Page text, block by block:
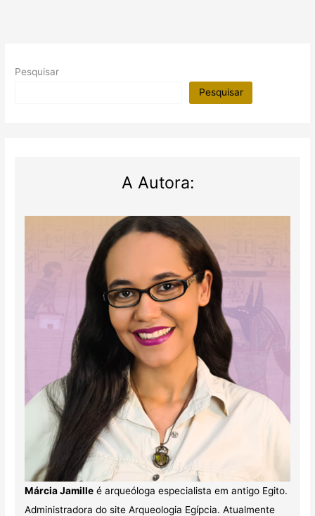
Pesquisar
Pesquisar
A Autora:
Márcia Jamilleé arqueóloga especialista em antigo Egito.
Administradora do site Arqueologia Egípcia. Atualmente